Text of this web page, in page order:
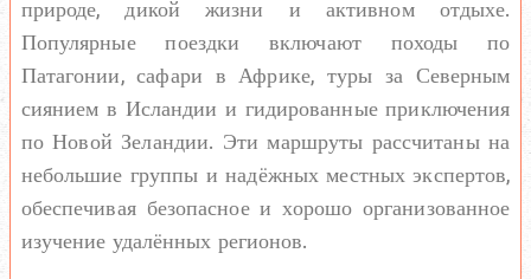
природе, дикой жизни и активном отдыхе.
Популярные поездки включают походы по
Патагонии, сафари в Африке, туры за Северным
сиянием в Исландии и гидированные приключения
по Новой Зеландии. Эти маршруты рассчитаны на
небольшие группы и надёжных местных экспертов,
обеспечивая безопасное и хорошо организованное
изучение удалённых регионов.